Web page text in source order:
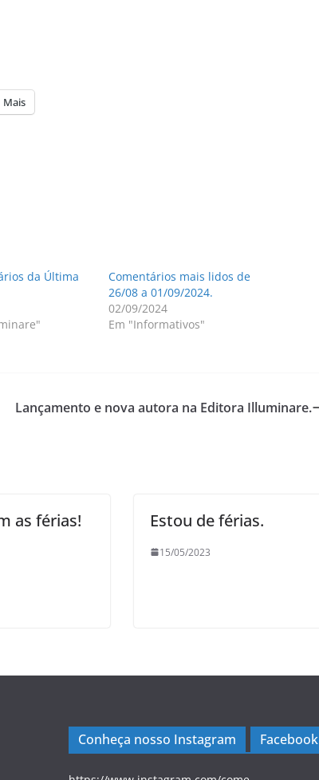
Mais
da Última
Comentários mais lidos de
26/08 a 01/09/2024.
02/09/2024
Em "Informativos"
Lançamento e nova autora na Editora Illuminare.
as férias! Estou de férias.
15/05/2023
Conheça nosso Instagram Facebook